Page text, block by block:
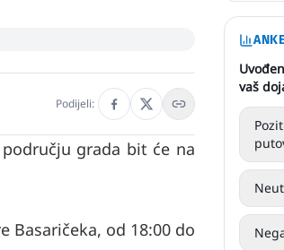
Podijeli:
grada bit će na
Basaričeka, od 18:00 do
vaš